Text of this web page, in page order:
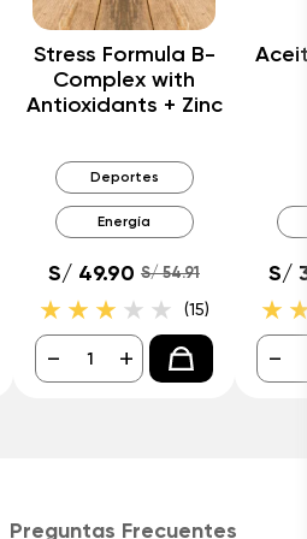
Stress Formula B-
Complex with
Antioxidants + Zinc
Deportes
Energía
S/ 49.90 S/ 54.91
(15)
- +
S/
-
Preguntas Frecuentes